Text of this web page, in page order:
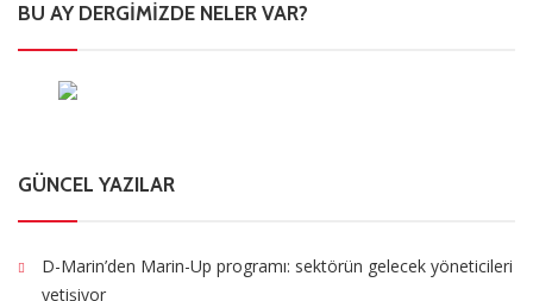
BU AY DERGIMIZDE NELER VAR?
GÜNCEL YAZILAR
D-Marin’den Marin-Up programı: sektörün gelecek yöneticileri
yetişiyor